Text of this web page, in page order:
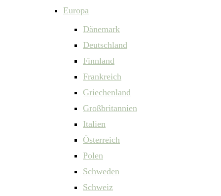
Europa
Dänemark
Deutschland
Finnland
Frankreich
Griechenland
Großbritannien
Italien
Österreich
Polen
Schweden
Schweiz